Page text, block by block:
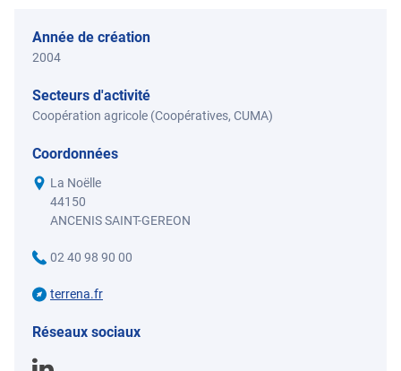
Année de création
2004
Secteurs d'activité
Coopération agricole (Coopératives, CUMA)
Coordonnées
La Noëlle
44150
ANCENIS SAINT-GEREON
02 40 98 90 00
terrena.fr
Réseaux sociaux